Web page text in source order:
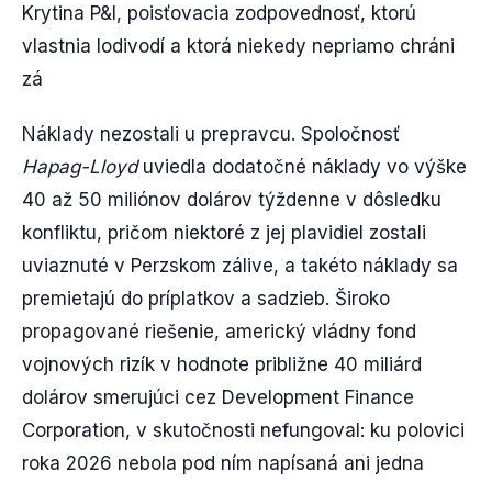
Krytina P&I, poisťovacia zodpovednosť, ktorú
vlastnia lodivodí a ktorá niekedy nepriamo chráni
zá
Náklady nezostali u prepravcu. Spoločnosť
Hapag-Lloyduviedla dodatočné náklady vo výške
40 až 50 miliónov dolárov týždenne v dôsledku
konfliktu, pričom niektoré z jej plavidiel zostali
uviaznuté v Perzskom zálive, a takéto náklady sa
premietajú do príplatkov a sadzieb. Široko
propagované riešenie, americký vládny fond
vojnových rizík v hodnote približne 40 miliárd
dolárov smerujúci cez Development Finance
Corporation, v skutočnosti nefungoval: ku polovici
roka 2026 nebola pod ním napísaná ani jedna